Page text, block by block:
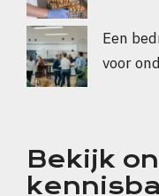
Een
voor
Bekijk